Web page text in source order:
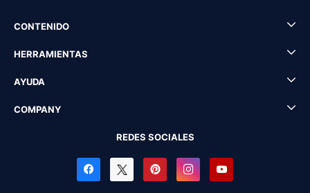
CONTENIDO
HERRAMIENTAS
AYUDA
COMPANY
REDES SOCIALES